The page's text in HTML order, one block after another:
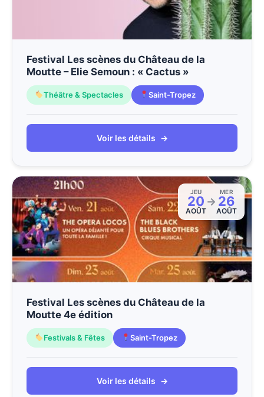
Festival Les scènes du Château de la
Moutte – Elie Semoun : « Cactus »
Théâtre & Spectacles Saint-Tropez
Voir les détails →
JEU
20
AOÛT
→
MER
26
AOÛT
Festival Les scènes du Château de la
Moutte 4e édition
Festivals & Fêtes Saint-Tropez
Voir les détails →